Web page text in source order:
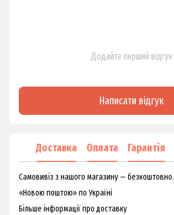
Додайте перший відгук
Написати відгук
Доставка Оплата Гарантія
Самовивіз з нашого магазину — безкоштовно.
«Новою поштою» по Україні
Більше інформації про доставку